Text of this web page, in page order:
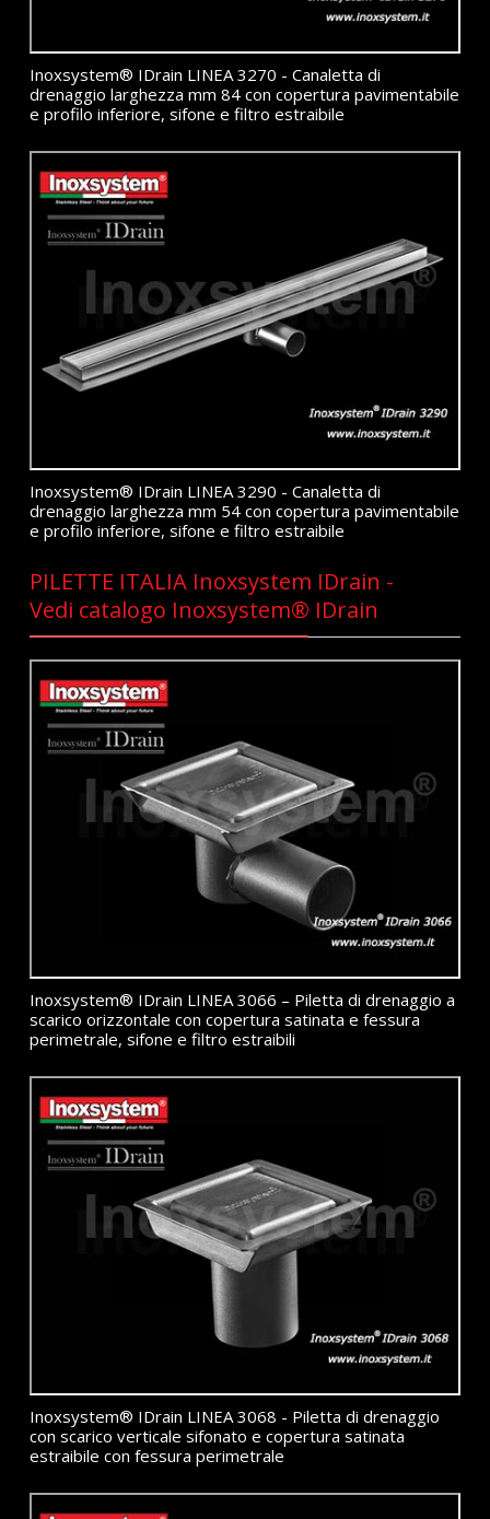
Inoxsystem® IDrain LINEA 3270 - Canaletta di
drenaggio larghezza mm 84 con copertura pavimentabile
e profilo inferiore, sifone e filtro estraibile
Inoxsystem® IDrain LINEA 3290 - Canaletta di
drenaggio larghezza mm 54 con copertura pavimentabile
e profilo inferiore, sifone e filtro estraibile
PILETTE ITALIA Inoxsystem IDrain -
Vedi catalogo Inoxsystem® IDrain
Inoxsystem® IDrain LINEA 3066 – Piletta di drenaggio a
scarico orizzontale con copertura satinata e fessura
perimetrale, sifone e filtro estraibili
Inoxsystem® IDrain LINEA 3068 - Piletta di drenaggio
con scarico verticale sifonato e copertura satinata
estraibile con fessura perimetrale